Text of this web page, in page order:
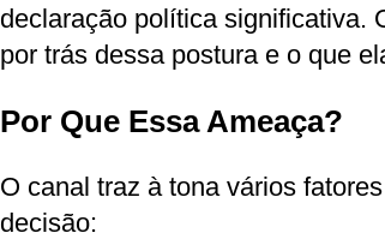
declaração política significativa.
por trás dessa postura e o que
Por Que Essa Ameaça?
O canal traz à tona vários
decisão: